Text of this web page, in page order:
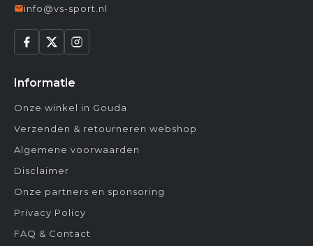
info@vs-sport.nl
Informatie
Onze winkel in Gouda
Verzenden & retourneren webshop
Algemene voorwaarden
Disclaimer
Onze partners en sponsoring
Privacy Policy
FAQ & Contact